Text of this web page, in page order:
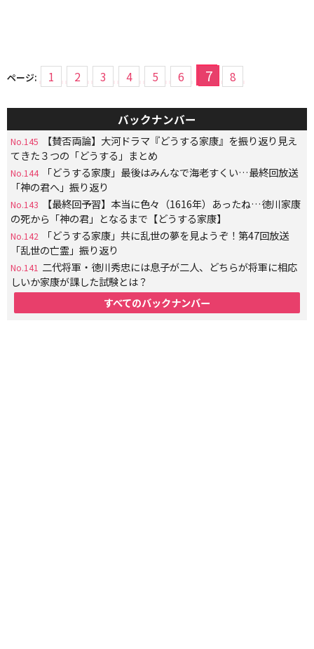
ページ: 1 2 3 4 5 6 7 8
バックナンバー
No.145
【賛否両論】大河ドラマ『どうする家康』を振り返り見え
てきた３つの「どうする」まとめ
No.144
「どうする家康」最後はみんなで海老すくい…最終回放送
「神の君へ」振り返り
No.143
【最終回予習】本当に色々（1616年）あったね…徳川家康
の死から「神の君」となるまで【どうする家康】
No.142
「どうする家康」共に乱世の夢を見ようぞ！第47回放送
「乱世の亡霊」振り返り
No.141 二代将軍・徳川秀忠には息子が二人、どちらが将軍に相応
しいか家康が課した試験とは？
すべてのバックナンバー